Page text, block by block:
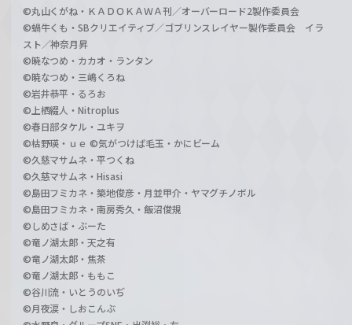
©丸山くがね・ＫＡＤＯＫＡＷＡ刊／オーバーロード2製作委員会
©蝸牛くも・SBクリエイティブ／ゴブリンスレイヤー製作委員会 イラ
スト／神奈月昇
©暁なつめ・カカオ・ランタン
©暁なつめ・三嶋くろね
©岩井恭平・るろお
©上栖綴人・Nitroplus
©春日部タケル・ユキヲ
©枯野瑛・ｕｅ ©気がつけば毛玉・かにビーム
©久慈マサムネ・平つくね
©久慈マサムネ・Hisasi
©島田フミカネ・築地俊彦・月並甲介・ヤマグチノボル
©島田フミカネ・南房秀久・飯沼俊規
©しめさば・ぶーた
©竜ノ湖太郎・天之有
©竜ノ湖太郎・焦茶
©竜ノ湖太郎・ももこ
©谷川流・いとうのいぢ
©月夜涙・しおこんぶ